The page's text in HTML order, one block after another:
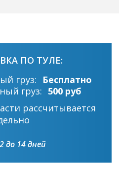
ПО ТУЛЕ:
груз:
Бесплатно
груз: 500 руб
рассчитывается
до 14 дней